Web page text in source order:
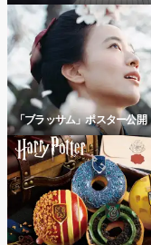
「ブラッサム」ポスター公開